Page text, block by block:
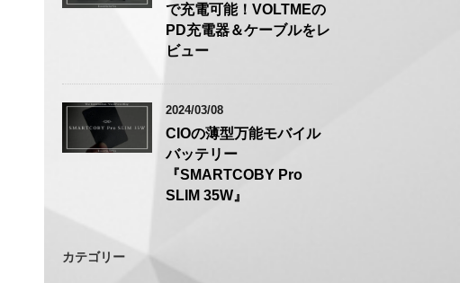
で充電可能！VOLTMEの
PD充電器＆ケーブルをレ
ビュー
2024/03/08
CIOの薄型万能モバイル
バッテリー
『SMARTCOBY Pro
SLIM 35W』
カテゴリー